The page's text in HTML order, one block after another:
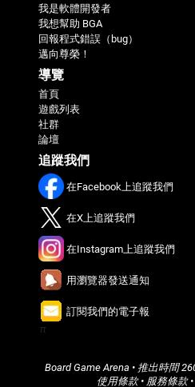
我是軟體開發者
我想幫助 BGA
回報程式錯誤（bug）
邁向尊榮！
導覽
首頁
遊戲列表
社群
論壇
追蹤我們
在Facebook上追蹤我們
在X上追蹤我們
在Instagram上追蹤我們
用瀏覽器發送通知
訂閱我們的電子報
Board Game Arena • 推出時間
使用條款• 服務條款
π